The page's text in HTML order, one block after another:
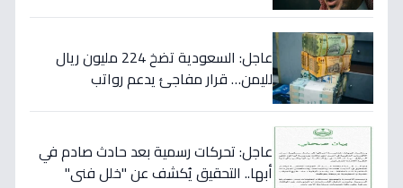
عاجل: السعودية تضخ 224 مليون ريال
لليمن… قرار مفاجئ يدعم رواتب
عاجل: تحركات رسمية بعد حادث صادم في
أبها.. التحقيق يُكشف عن "خلل فني"